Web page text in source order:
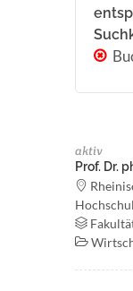
aktiv
Prof. Dr.